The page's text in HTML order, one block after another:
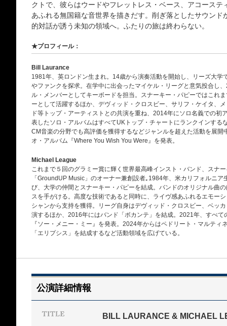
クトで、彼らはウードやフレットレス・ベース、アコース
あふれる無国籍な音世界を描きだす。削ぎ落としたサウン
的対話が誘う未知の領域へ。ふたりの旅は終わらない。
★プロフィール：
Bill Laurance
1981年、英ロンドン生まれ。14歳から演奏活動を開始し、リーズ大学
やファンクを探求。在学中に出会ったマイケル・リーグと意気投合し
ル・メンバーとしてキーボードを担当。スナーキー・パピーではこれ
ーとして活躍するほか、デヴィッド・クロスビー、サリフ・ケイタ、
ド等トップ・アーティストとの共演を重ね、2014年にソロ名義での初
表したソロ・アルバムはすべてUKトップ・チャートにランクインする
CM音楽の分野でも高評価を獲得するなどジャンルを超えた活動を展
オ・アルバム『Where You Wish You Were』を発表。
Michael League
これまで５回のグラミー賞に輝く世界最高峰インスト・バンド、スナ
「GroundUP Music」のオーナー兼創設者｡1984年、米カリフォルニ
び、大学の仲間とスナーキー・パピーを結成。バンドのオリジナル曲
スを手がける。高度な技術であると同時に、ライヴ感あふれるエモー
シャンから支持を獲得。リーグ自身はデヴィッド・クロスビー、ベッ
演するほか、2016年にはバンド「ボカンテ」を結成。2021年、すべ
『ソー・メニー・ミー』を発表。2024年からはペドリート・マルティ
「エリプシス」を結成するなど活動領域を広げている。
公演詳細情報
BILL LAURANCE & MICHAEL